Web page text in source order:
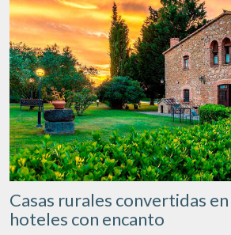
Casas rurales convertidas
hoteles con encanto